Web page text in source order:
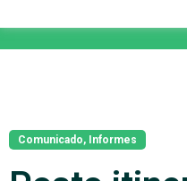
Comunicado, Informes